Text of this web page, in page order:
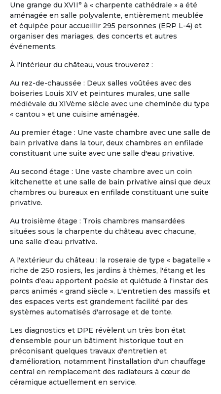
Une grange du XVII° à « charpente cathédrale » a été
aménagée en salle polyvalente, entièrement meublée
et équipée pour accueillir 295 personnes (ERP L-4) et
organiser des mariages, des concerts et autres
événements.
À l'intérieur du château, vous trouverez :
Au rez-de-chaussée : Deux salles voûtées avec des
boiseries Louis XIV et peintures murales, une salle
médiévale du XIVème siècle avec une cheminée du type
« cantou » et une cuisine aménagée.
Au premier étage : Une vaste chambre avec une salle de
bain privative dans la tour, deux chambres en enfilade
constituant une suite avec une salle d'eau privative.
Au second étage : Une vaste chambre avec un coin
kitchenette et une salle de bain privative ainsi que deux
chambres ou bureaux en enfilade constituant une suite
privative.
Au troisième étage : Trois chambres mansardées
situées sous la charpente du château avec chacune,
une salle d'eau privative.
A l'extérieur du château : la roseraie de type « bagatelle »
riche de 250 rosiers, les jardins à thèmes, l'étang et les
points d'eau apportent poésie et quiétude à l'instar des
parcs animés « grand siècle ». L'entretien des massifs et
des espaces verts est grandement facilité par des
systèmes automatisés d'arrosage et de tonte.
Les diagnostics et DPE révèlent un très bon état
d'ensemble pour un bâtiment historique tout en
préconisant quelques travaux d'entretien et
d'amélioration, notamment l'installation d'un chauffage
central en remplacement des radiateurs à cœur de
céramique actuellement en service.
Colocation Seniors Maison Partagée
Marrakech Maroc
Et si votre retraite prenait une nouvelle
dimension, entre confort, rencontres et
logement propose une colocation clé en
souhaitant s’installer dans un
environnement à la fois serein, sécurisé et
vivant, tout en conservant leur
indépendance. L’appartement, spacieux et
entièrement meublé, offre : -4 chambres
(possibilité en solo ou en couple) -3 salles
de bain -2 salons confortables -1 espace
salle à manger -1 cuisine équipée -1 grande
terrasse avec jacuzzi Situé au sein d’une
résidence sécurisée 24h/24 et 7j/7,
l’environnement est calme, verdoyant et
agréable à vivre. La résidence est
familles, des jeunes actifs, des couples,
des personnes seules ou encore d’autres
r...
À la une
Slide 1 of 11
11
Maison Partagée
Marrakech, Maroc
A partir de1 750 €/mois